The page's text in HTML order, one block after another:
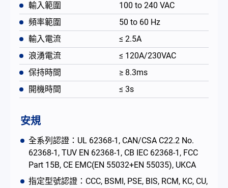
輸入範圍
100 to 240 VAC
頻率範圍
50 to 60 Hz
輸入電流
≤ 2.5A
浪湧電流
≤ 120A/230VAC
保持時間
≥ 8.3ms
開機時間
≤ 3s
安規
全系列認證：UL 62368-1, CAN/CSA C22.2 No.
62368-1, TUV EN 62368-1, CB IEC 62368-1, FCC
Part 15B, CE EMC(EN 55032+EN 55035), UKCA
指定型號認證：CCC, BSMI, PSE, BIS, RCM, KC, CU,